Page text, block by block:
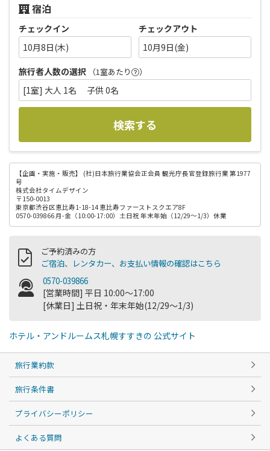
宿泊
チェックイン
10月8日(木)
チェックアウト
10月9日(金)
旅行者人数の選択
（1室あたり ）
[1室] 大人 1名 子供 0名
検索する
【企画・実施・販売】
(社)日本旅行業協会正会員 観光庁長官登録旅行業 第1977
号
株式会社タイムデザイン
〒150-0013
東京都渋谷区恵比寿1-18-14 恵比寿ファーストスクエア8F
0570-039866 月-金（10:00-17:00）土日祝 年末年始（12/29～1/3）休業
ご予約済みの方
ご宿泊、レンタカー、お支払い情報の確認はこちら
0570-039866
[営業時間] 平日 10:00～17:00
[休業日] 土日祝・年末年始(12/29～1/3)
ホテル・アンドルームス札幌すすきの 公式サイト
旅行業約款
旅行条件書
プライバシーポリシー
よくある質問